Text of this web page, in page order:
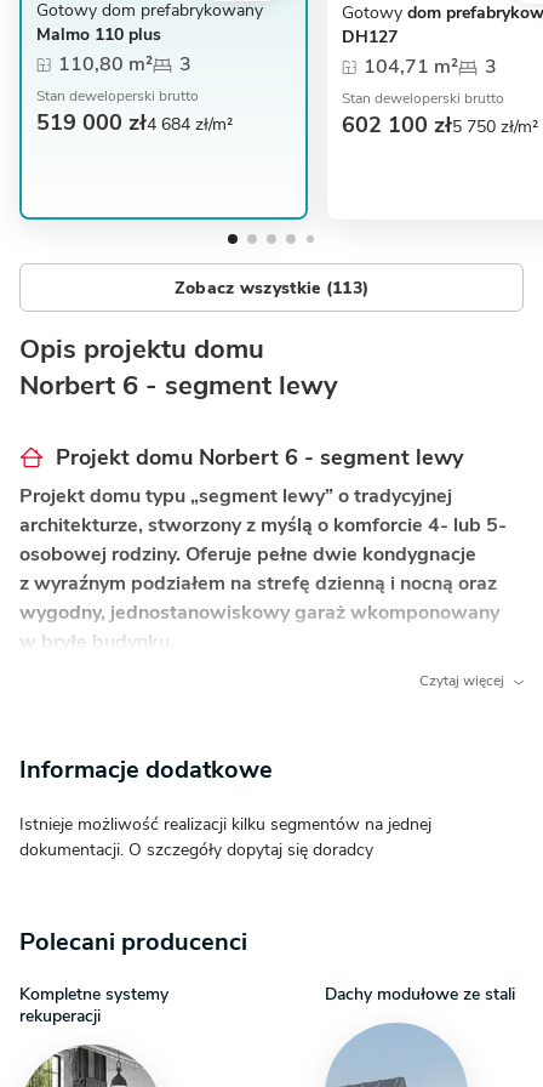
Gotowy dom prefabrykowany
Malmo 110 plus
110,80 m² 3
Stan deweloperski brutto
519 000 zł4 684 zł/m²
Gotowy dom
DH127
104,71 m² 3
Stan deweloperski brutto
602 100 zł5 750 zł/m²
Zobacz wszystkie (113)
Opis projektu domu
Norbert 6 - segment lewy
Projekt domu Norbert 6 - segment lewy
Projekt domu typu „segment lewy” o tradycyjnej
architekturze, stworzony z myślą o komforcie 4- lub 5-
osobowej rodziny. Oferuje pełne dwie kondygnacje
z wyraźnym podziałem na strefę dzienną i nocną oraz
wygodny, jednostanowiskowy garaż wkomponowany
w bryłę budynku.
otwartej strefy dziennej, podczas gdy piętro
i prywatność wszystkim domownikom.
Garaż w bryle budynku
– Jednostanowiskowy
codzienne funkcjonowanie, niezależnie od pogody.
Otwarta przestrzeń dzienna z wyjściem na taras
– Połączenie salonu, jadalni i otwartej kuchni
tworzy serce domu – idealne miejsce
do wspólnego spędzania czasu, które płynnie łączy
Czytaj więcej
Informacje dodatkowe
Istnieje możliwość realizacji kilku segmentów na jednej
dokumentacji. O szczegóły dopytaj się doradcy
Polecani producenci
Kompletne systemy
rekuperacji
Dachy modułowe ze stali